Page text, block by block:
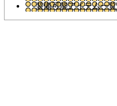
装備可能アイテム一覧